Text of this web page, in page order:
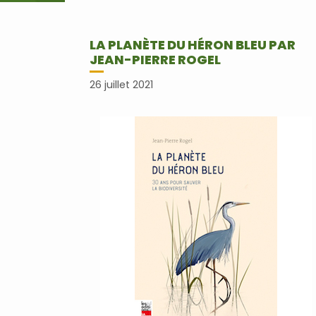
LA PLANÈTE DU HÉRON BLEU PAR
JEAN-PIERRE ROGEL
26 juillet 2021